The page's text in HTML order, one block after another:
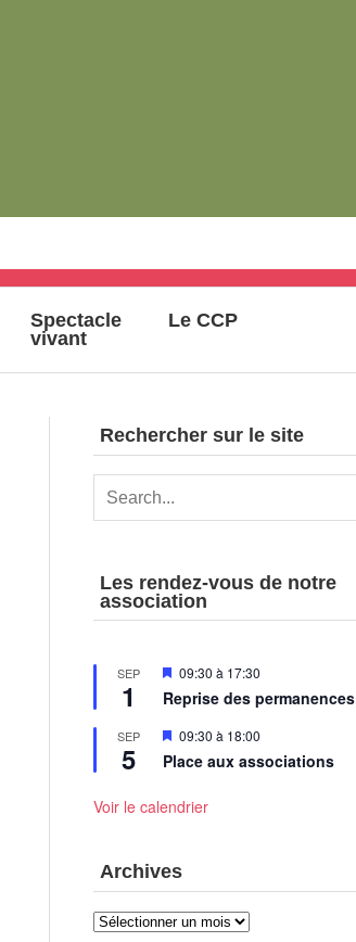
Spectacle
vivant
Le CCP
Rechercher sur le site
Les rendez-vous de notre
association
SEP
1
Mis
avant
09:30 à 17:30
Reprise des permanences
SEP
5
Mis
avant
09:30 à 18:00
Place aux associations
Voir le calendrier
Archives
Archives